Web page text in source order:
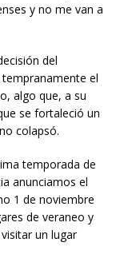
y no me van a
del
el
algo que, a su
se fortaleció un
colapsó.
temporada de
anunciamos el
1 de noviembre
de veraneo y
un lugar